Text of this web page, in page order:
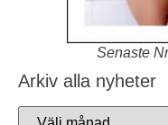
Senaste
Arkiv alla nyheter